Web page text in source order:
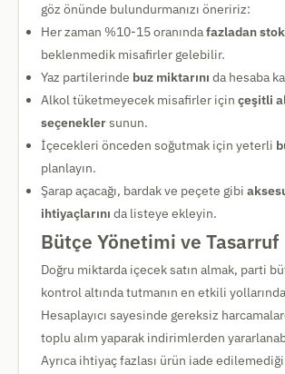
göz önünde bulundurmanızı öneririz:
Her zaman %10-15 oranındafazladan stok
beklenmedik misafirler gelebilir.
Yaz partilerinde buz miktarını da hesaba
Alkol tüketmeyecek misafirler için çeşitli
seçeneklersunun.
İçecekleri önceden soğutmak için yeterli
planlayın.
Şarap açacağı, bardak ve peçete gibi
ihtiyaçlarını da listeye ekleyin.
Bütçe Yönetimi ve Tasarruf
Doğru miktarda içecek satın almak, parti
kontrol altında tutmanın en etkili
Hesaplayıcı sayesinde gereksiz
toplu alım yaparak indirimlerden
Ayrıca ihtiyaç fazlası ürün iade